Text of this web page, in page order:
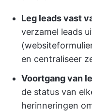
Leg leads vast
verzamel leads
en centraliseer
Voortgang van
de status van
herinneringen